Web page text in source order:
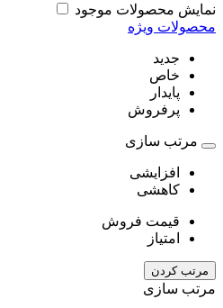
نمایش محصولات موجود
محصولات ویژه
جدید
خاص
پایدار
پرفروش
مرتب سازی
افزایشی
کاهشی
قیمت فروش
امتیاز
مرتب کردن
مرتب سازی